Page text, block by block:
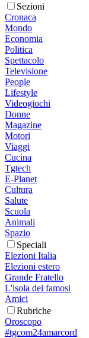
Sezioni
Cronaca
Mondo
Economia
Politica
Spettacolo
Televisione
People
Lifestyle
Videogiochi
Donne
Magazine
Motori
Viaggi
Cucina
Tgtech
E-Planet
Cultura
Salute
Scuola
Animali
Spazio
Speciali
Elezioni Italia
Elezioni estero
Grande Fratello
L'isola dei famosi
Amici
Rubriche
Oroscopo
#tgcom24amarcord